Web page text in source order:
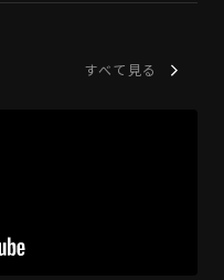
すべて見る